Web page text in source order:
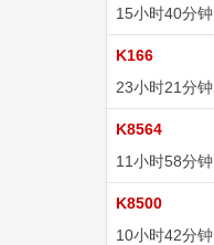
15小时40分钟
K166
23小时21分钟
K8564
11小时58分钟
K8500
10小时42分钟